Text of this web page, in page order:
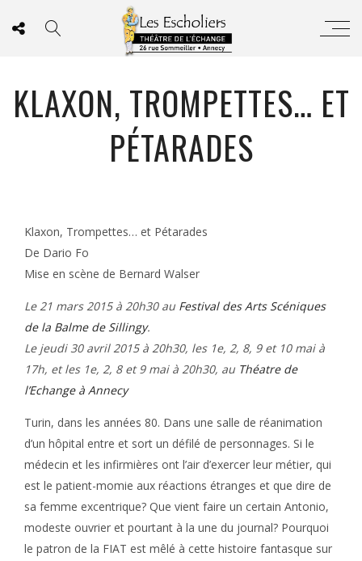
KLAXON, TROMPETTES… ET
PÉTARADES
Klaxon, Trompettes… et Pétarades
De Dario Fo
Mise en scène de Bernard Walser
Le 21 mars 2015 à 20h30 au Festival des Arts Scéniques
de la Balme de Sillingy.
Le jeudi 30 avril 2015 à 20h30, les 1e, 2, 8, 9 et 10 mai à
17h, et les 1e, 2, 8 et 9 mai à 20h30, au Théatre de
l’Echange à Annecy
Turin, dans les années 80. Dans une salle de réanimation
d’un hôpital entre et sort un défilé de personnages. Si le
médecin et les infirmières ont l’air d’exercer leur métier, qui
est le patient-momie aux réactions étranges et que dire de
sa femme excentrique? Que vient faire un certain Antonio,
modeste ouvrier et pourtant à la une du journal? Pourquoi
le patron de la FIAT est mêlé à cette histoire fantasque sur